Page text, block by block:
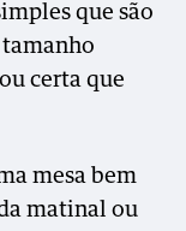
que são
certa que
mesa bem
matinal ou